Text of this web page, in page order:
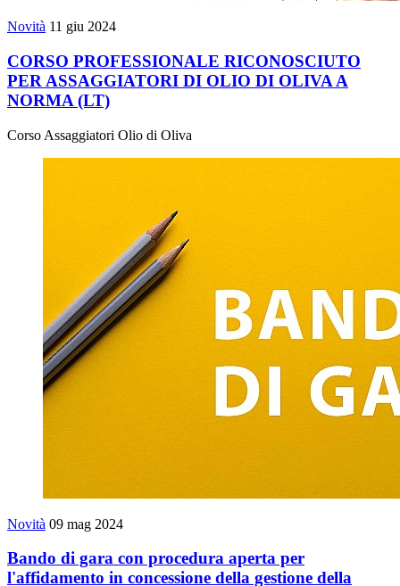
Novità 11 giu 2024
CORSO PROFESSIONALE RICONOSCIUTO
PER ASSAGGIATORI DI OLIO DI OLIVA A
NORMA (LT)
Corso Assaggiatori Olio di Oliva
Novità 09 mag 2024
Bando di gara con procedura aperta per
l'affidamento in concessione della gestione della